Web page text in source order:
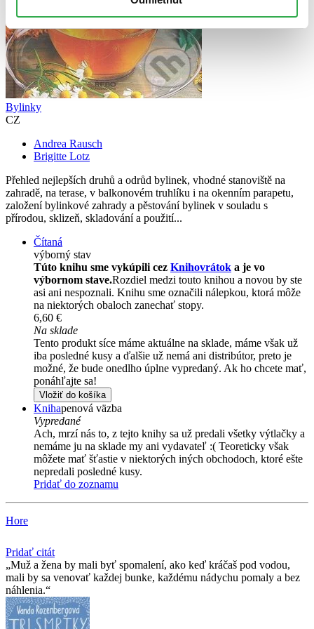
Bylinky
CZ
Andrea Rausch
Brigitte Lotz
Přehled nejlepších druhů a odrůd bylinek, vhodné stanoviště na
zahradě, na terase, v balkonovém truhlíku i na okenním parapetu,
založení bylinkové zahrady a pěstování bylinek v souladu s
přírodou, sklizeň, skladování a použití...
Čítaná
výborný stav
Túto knihu sme vykúpili cez Knihovrátok a je vo
výbornom stave.Rozdiel medzi touto knihou a novou by ste
asi ani nespoznali. Knihu sme označili nálepkou, ktorá môže
na niektorých obaloch zanechať stopy.
6,60 €
Na sklade
Tento produkt síce máme aktuálne na sklade, máme však už
iba posledné kusy a ďalšie už nemá ani distribútor, preto je
možné, že bude onedlho úplne vypredaný. Ak ho chcete mať,
ponáhľajte sa!
Vložiť do košíka
Knihapenová väzba
Vypredané
Ach, mrzí nás to, z tejto knihy sa už predali všetky výtlačky a
nemáme ju na sklade my ani vydavateľ :( Teoreticky však
môžete mať šťastie v niektorých iných obchodoch, ktoré ešte
nepredali posledné kusy.
Pridať do zoznamu
Hore
Pridať citát
Muž a žena by mali byť spomalení, ako keď kráčaš pod vodou,
mali by sa venovať každej bunke, každému nádychu pomaly a bez
náhlenia.